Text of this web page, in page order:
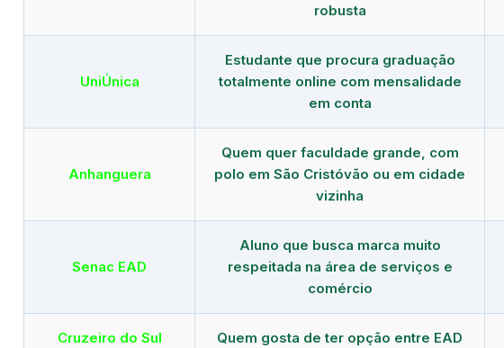
robusta
UniÚnica
Estudante que procura graduação
totalmente online com mensalidade
em conta
Anhanguera
Quem quer faculdade grande, com
polo em São Cristóvão ou em cidade
vizinha
Senac EAD
Aluno que busca marca muito
respeitada na área de serviços e
comércio
Cruzeiro do Sul Quem gosta de ter opção entre EAD